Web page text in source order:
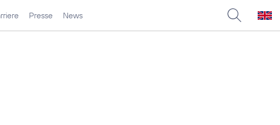
Presse News